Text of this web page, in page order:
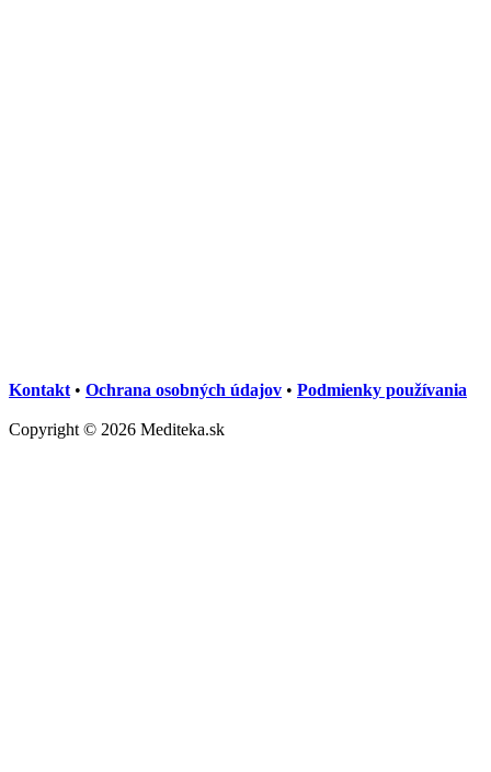
Kontakt • Ochrana osobných údajov • Podmienky používania
Copyright © 2026 Mediteka.sk